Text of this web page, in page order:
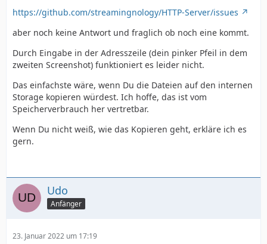
https://github.com/streamingnology/HTTP-Server/issues
aber noch keine Antwort und fraglich ob noch eine kommt.
Durch Eingabe in der Adresszeile (dein pinker Pfeil in dem
zweiten Screenshot) funktioniert es leider nicht.
Das einfachste wäre, wenn Du die Dateien auf den internen
Storage kopieren würdest. Ich hoffe, das ist vom
Speicherverbrauch her vertretbar.
Wenn Du nicht weiß, wie das Kopieren geht, erkläre ich es
gern.
Udo
Anfänger
23. Januar 2022 um 17:19